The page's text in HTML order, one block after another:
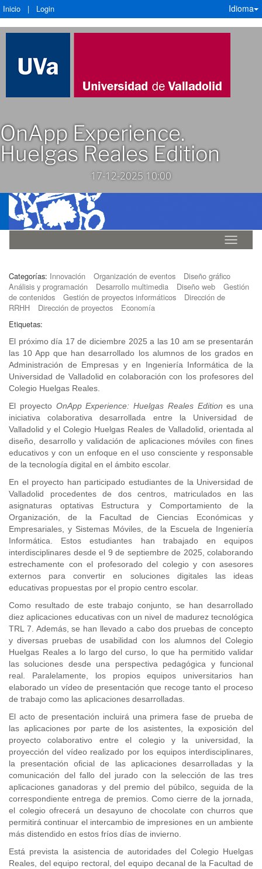
Inicio | Login Idioma
OnApp Experience.
Huelgas Reales Edition
17-12-2025 10:00
Idioma
Categorías: Innovación Organización de eventos
Diseño gráfico
Análisis y programación
Desarrollo multimedia Diseño web
Gestión
de contenidos
Gestión de proyectos informáticos
Dirección de
RRHH
Dirección de proyectos
Economía
Etiquetas:
El próximo día 17 de diciembre 2025 a las 10 am se presentarán
las 10 App que han desarrollado los alumnos de los grados en
Administración de Empresas y en Ingeniería Informática de la
Universidad de Valladolid en colaboración con los profesores del
Colegio Huelgas Reales.
El proyecto OnApp Experience: Huelgas Reales Edition es una
iniciativa colaborativa desarrollada entre la Universidad de
Valladolid y el Colegio Huelgas Reales de Valladolid, orientada al
diseño, desarrollo y validación de aplicaciones móviles con fines
educativos y con un enfoque en el uso consciente y responsable
de la tecnología digital en el ámbito escolar.
En el proyecto han participado estudiantes de la Universidad de
Valladolid procedentes de dos centros, matriculados en las
asignaturas optativas Estructura y Comportamiento de la
Organización, de la Facultad de Ciencias Económicas y
Empresariales, y Sistemas Móviles, de la Escuela de Ingeniería
Informática. Estos estudiantes han trabajado en equipos
interdisciplinares desde el 9 de septiembre de 2025, colaborando
estrechamente con el profesorado del colegio y con asesores
externos para convertir en soluciones digitales las ideas
educativas propuestas por el propio centro escolar.
Como resultado de este trabajo conjunto, se han desarrollado
diez aplicaciones educativas con un nivel de madurez tecnológica
TRL 7. Además, se han llevado a cabo dos pruebas de concepto
y diversas pruebas de usabilidad con los alumnos del Colegio
Huelgas Reales a lo largo del curso, lo que ha permitido validar
las soluciones desde una perspectiva pedagógica y funcional
real. Paralelamente, los propios equipos universitarios han
elaborado un vídeo de presentación que recoge tanto el proceso
de trabajo como las aplicaciones desarrolladas.
El acto de presentación incluirá una primera fase de prueba de
las aplicaciones por parte de los asistentes, la exposición del
proyecto colaborativo entre el colegio y la universidad, la
proyección del vídeo realizado por los equipos interdisciplinares,
la presentación oficial de las aplicaciones desarrolladas y la
comunicación del fallo del jurado con la selección de las tres
aplicaciones ganadoras y del premio del púbilco, seguida de la
correspondiente entrega de premios. Como cierre de la jornada,
el colegio ofrecerá un desayuno de chocolate con churros que
permitirá continuar el intercambio de impresiones en un ambiente
más distendido en estos fríos días de invierno.
Está prevista la asistencia de autoridades del Colegio Huelgas
Reales, del equipo rectoral, del equipo decanal de la Facultad de